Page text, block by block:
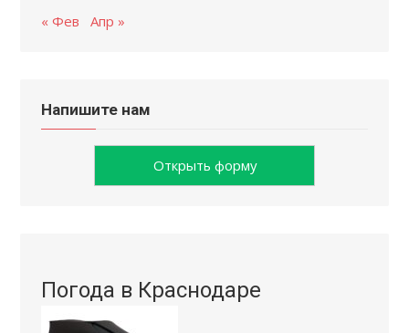
« Фев Апр »
Напишите нам
Открыть форму
Погода в Краснодаре